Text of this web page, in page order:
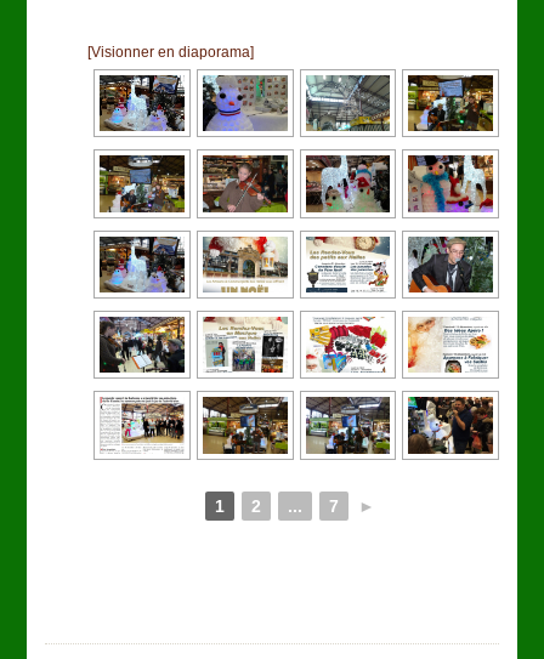
[Visionner en diaporama]
1 2 ... 7 ►